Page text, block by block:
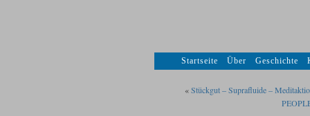
Startseite Über Geschichte
«Stückgut – Suprafluide –